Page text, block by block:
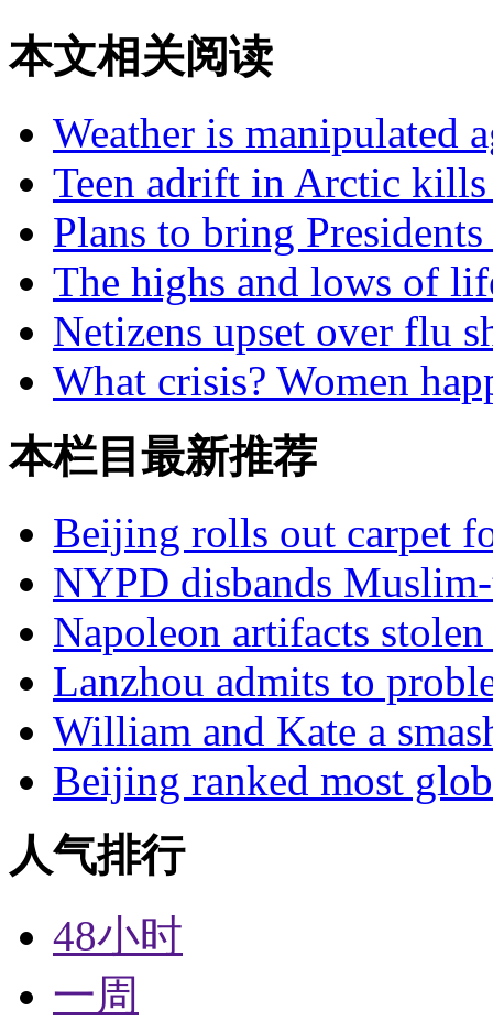
本文相关阅读
Weather is manipulated
Teen adrift in Arctic
Plans to bring
The highs and lows of
Netizens upset over flu
What crisis? Women
本栏目最新推荐
Beijing rolls out carpet
NYPD disbands
Napoleon artifacts
Lanzhou admits to
William and Kate a
Beijing ranked most
人气排行
48小时
一周